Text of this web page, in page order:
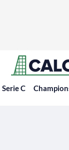
Serie C